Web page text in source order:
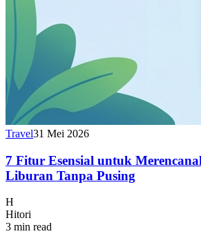
Travel31 Mei 2026
7 Fitur Esensial untuk
Liburan Tanpa Pusing
H
Hitori
3 min read